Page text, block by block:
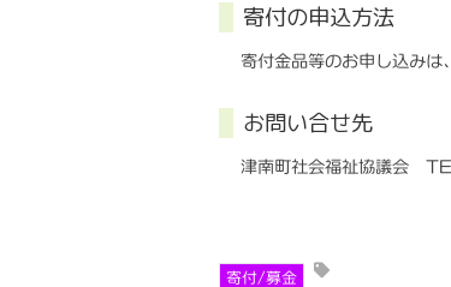
寄付の申込方法
寄付金品等のお申し込みは
お問い合せ先
津南町社会福祉協議会
寄付/募金